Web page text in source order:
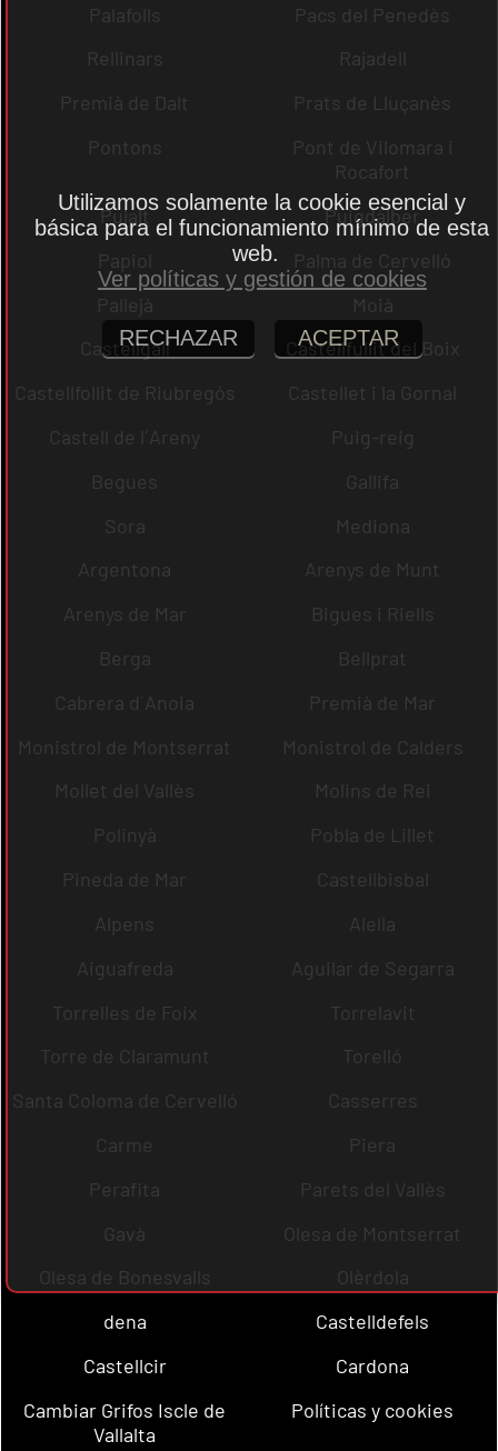
Palafolls
Pacs del Penedès
Rellinars
Rajadell
Premià de Dalt
Prats de Lluçanès
Pontons
Pont de Vilomara i
Rocafort
Pujalt
Puigdàlber
Papiol
Palma de Cervelló
Pallejà
Moià
Castellgalí
Castellfullit del Boix
Castellfollit de Riubregós
Castellet i la Gornal
Castell de l´Areny
Puig-reig
Begues
Gallifa
Sora
Mediona
Argentona
Arenys de Munt
Arenys de Mar
Bigues i Riells
Berga
Bellprat
Cabrera d´Anoia
Premià de Mar
Monistrol de Montserrat
Monistrol de Calders
Mollet del Vallès
Molins de Rei
Polinyà
Pobla de Lillet
Pineda de Mar
Castellbisbal
Alpens
Alella
Aiguafreda
Aguilar de Segarra
Torrelles de Foix
Torrelavit
Torre de Claramunt
Torelló
Santa Coloma de Cervelló
Casserres
Carme
Piera
Perafita
Parets del Vallès
Gavà
Olesa de Montserrat
Olesa de Bonesvalls
Olèrdola
dena
Castelldefels
Castellcir
Cardona
Cambiar Grifos Iscle de
Vallalta
Políticas y cookies
Utilizamos solamente la cookie esencial y
básica para el funcionamiento mínimo de esta
web.
Ver políticas y gestión de cookies
RECHAZAR ACEPTAR